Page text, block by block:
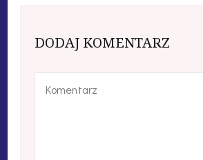
DODAJ KOMENTARZ